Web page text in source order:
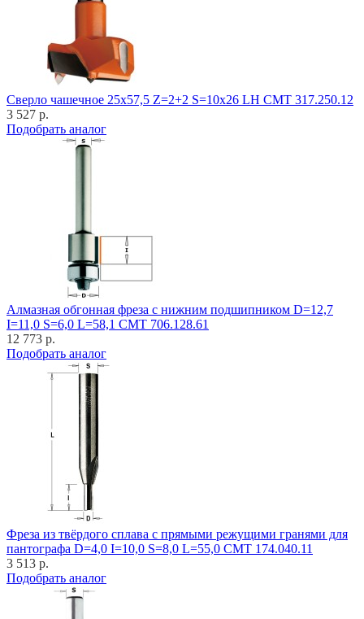
Cверло чашечное 25x57,5 Z=2+2 S=10x26 LH CMT 317.250.12
3 527 р.
Подобрать аналог
Алмазная обгонная фреза с нижним подшипником D=12,7
I=11,0 S=6,0 L=58,1 CMT 706.128.61
12 773 р.
Подобрать аналог
Фреза из твёрдого сплава с прямыми режущими гранями для
пантографа D=4,0 I=10,0 S=8,0 L=55,0 CMT 174.040.11
3 513 р.
Подобрать аналог